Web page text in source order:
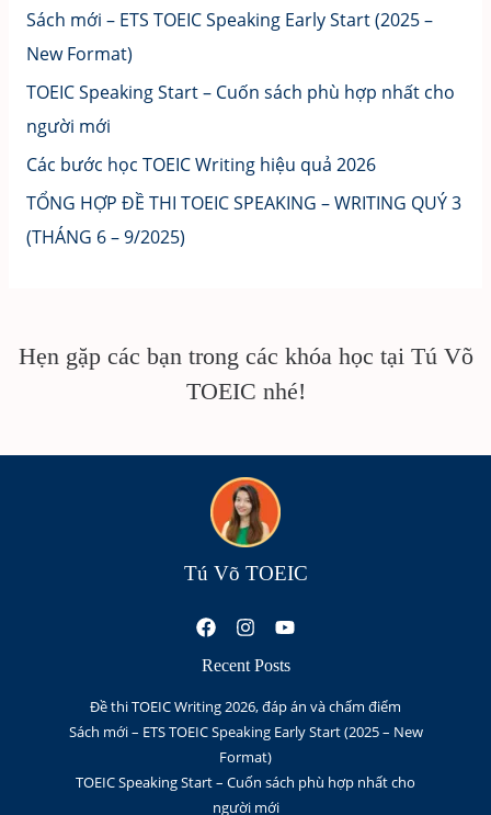
Sách mới – ETS TOEIC Speaking Early Start (2025 –
New Format)
TOEIC Speaking Start – Cuốn sách phù hợp nhất cho
người mới
Các bước học TOEIC Writing hiệu quả 2026
TỔNG HỢP ĐỀ THI TOEIC SPEAKING – WRITING QUÝ 3
(THÁNG 6 – 9/2025)
Hẹn gặp các bạn trong các khóa học tại Tú Võ
TOEIC nhé!
Tú Võ TOEIC
Recent Posts
Đề thi TOEIC Writing 2026, đáp án và chấm điểm
Sách mới – ETS TOEIC Speaking Early Start (2025 – New
Format)
TOEIC Speaking Start – Cuốn sách phù hợp nhất cho
người mới